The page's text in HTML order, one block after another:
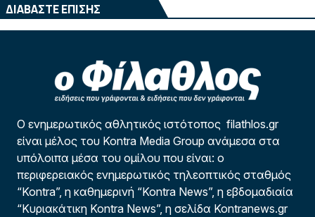
ΔΙΑΒΑΣΤΕ ΕΠΙΣΗΣ
Ο ενημερωτικός αθλητικός ιστότοπος filathlos.gr
είναι μέλος του Kontra Media Group ανάμεσα στα
υπόλοιπα μέσα του ομίλου που είναι: ο
περιφερειακός ενημερωτικός τηλεοπτικός σταθμός
“Kontra”, η καθημερινή “Kontra News”, η εβδομαδιαία
“Κυριακάτικη Kontra News”, η σελίδα Kontranews.gr